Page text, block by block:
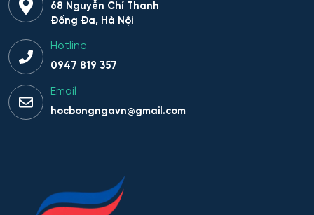
68 Nguyễn Chí Thanh
Đống Đa, Hà Nội
Hotline
0947 819 357
Email
hocbongngavn@gmail.com